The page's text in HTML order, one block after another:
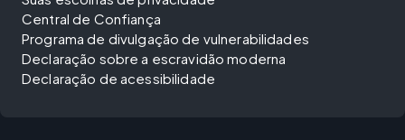
Central de Confiança
Programa de divulgação de vulnerabilidades
Declaração sobre a escravidão moderna
Declaração de acessibilidade